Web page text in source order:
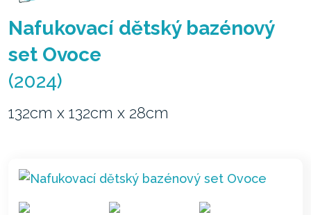
Nafukovací dětský bazénový
set Ovoce
(2024)
132cm x 132cm x 28cm